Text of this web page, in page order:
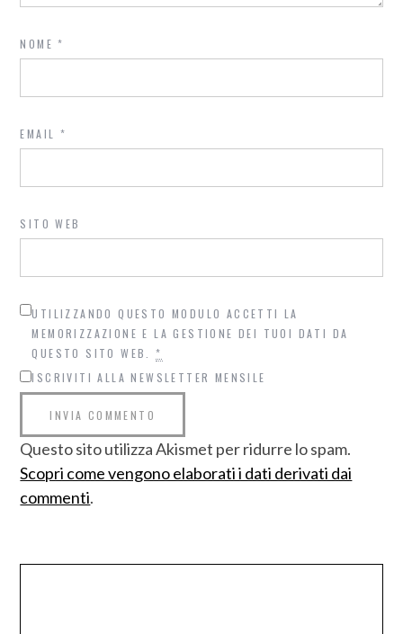
NOME*
EMAIL *
SITO WEB
UTILIZZANDO QUESTO MODULO ACCETTI LA
MEMORIZZAZIONE E LA GESTIONE DEI TUOI DATI DA
QUESTO SITO WEB.*
ISCRIVITI ALLA NEWSLETTER MENSILE
Questo sito utilizza Akismet per ridurre lo spam.
Scopri come vengono elaborati i dati derivati dai
commenti.